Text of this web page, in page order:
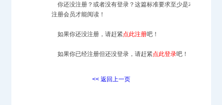
你还没注册？或者没有登录？这篇标准要求至少是本站的
注册会员才能阅读！
如果你还没注册，请赶紧 点此注册吧！
如果你已经注册但还没登录，请赶紧 点此登录吧！
<< 返回上一页